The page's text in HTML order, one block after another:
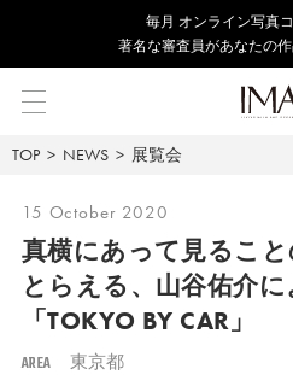
毎⽉ オンライン写真
著名な審査員があなたの
TOP NEWS 展覧会
15 October 2020
真横にあって見るこ
とらえる、 山谷佑介
「TOKYO BY CAR」
AREA 東京都